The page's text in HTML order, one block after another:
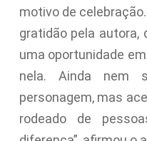
motivo de
gratidão pela autora,
uma oportunidade
nela. Ainda nem
personagem, mas
rodeado de